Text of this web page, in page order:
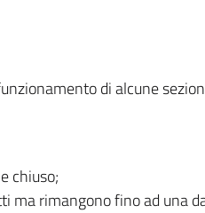
di alcune
chiuso;
rimangono fino ad una